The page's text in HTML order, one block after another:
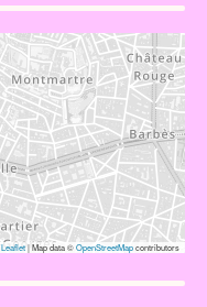
Leaflet|Map data ©OpenStreetMapcontributors